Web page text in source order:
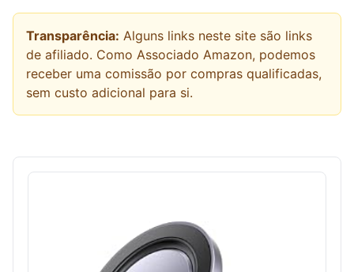
Transparência: Alguns links neste site são links
de afiliado. Como Associado Amazon, podemos
receber uma comissão por compras qualificadas,
sem custo adicional para si.